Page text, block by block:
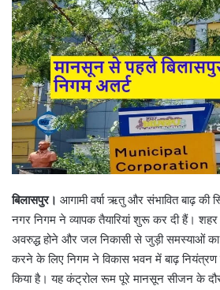
d
a
n
e
m
a
l
बिलासपुर। आगामी वर्षा ऋतु और संभावित बाढ़ की
नगर निगम ने व्यापक तैयारियां शुरू कर दी हैं।
अवरुद्ध होने और जल निकासी से जुड़ी समस्याओं का
करने के लिए निगम ने विकास भवन में बाढ़
किया है। यह कंट्रोल रूम पूरे मानसून सीजन के